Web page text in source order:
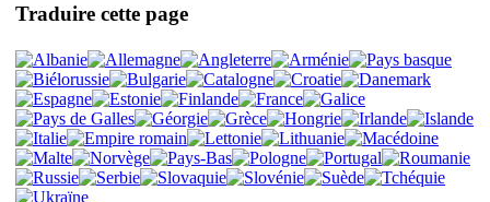
Traduire cette page